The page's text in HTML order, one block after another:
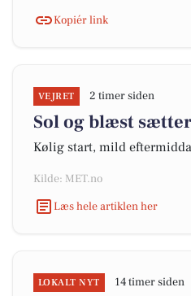
Kopiér link
VEJRET 2 timer siden
Sol og blæst
Kølig start, mild
Kilde: MET.no
Læs hele artiklen her
LOKALT NYT 14 timer siden